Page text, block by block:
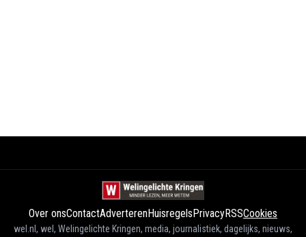
Over onsContactAdverterenHuisregelsPrivacyRSSCookies
wel.nl, wel, Welingelichte Kringen, media, journalistiek, dagelijks, nieuws,